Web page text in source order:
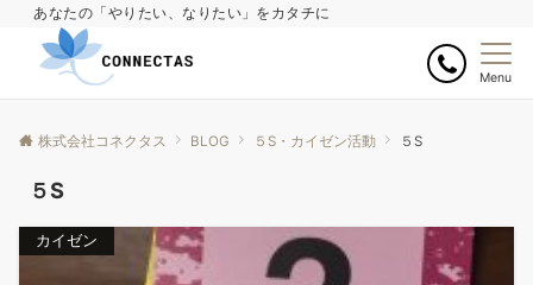
あなたの「やりたい、なりたい」をカタチに
Menu
株式会社コネクタス BLOG ５S・カイゼン活動 ５S
５S
カイゼン